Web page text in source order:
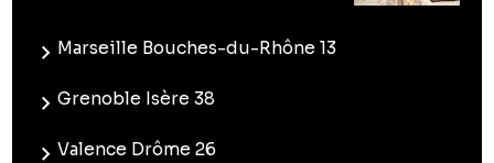
Marseille Bouches-du-Rhône 13
Grenoble Isère 38
Valence Drôme 26